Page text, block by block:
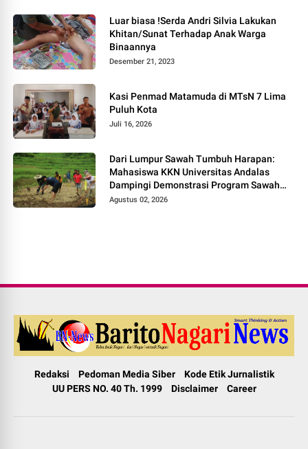
Luar biasa !Serda Andri Silvia Lakukan
Khitan/Sunat Terhadap Anak Warga
Binaannya
Desember 21, 2023
Kasi Penmad Matamuda di MTsN 7 Lima
Puluh Kota
Juli 16, 2026
Dari Lumpur Sawah Tumbuh Harapan:
Mahasiswa KKN Universitas Andalas
Dampingi Demonstrasi Program Sawah
Pokok Murah di Jorong Bayua
Agustus 02, 2026
Redaksi Pedoman Media Siber
Kode Etik Jurnalistik
UU PERS NO. 40 Th. 1999
Disclaimer Career